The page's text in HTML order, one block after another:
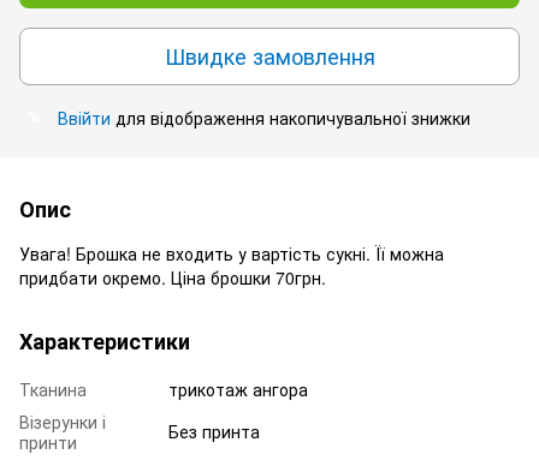
Швидке замовлення
Ввійти для відображення накопичувальної знижки
Опис
Увага! Брошка не входить у вартість сукні. Її можна
придбати окремо. Ціна брошки 70грн.
Характеристики
Тканина
трикотаж ангора
Візерунки і
принти
Без принта